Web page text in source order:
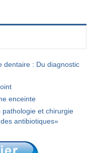
dentaire : Du diagnostic
enceinte
et chirurgie
antibiotiques»